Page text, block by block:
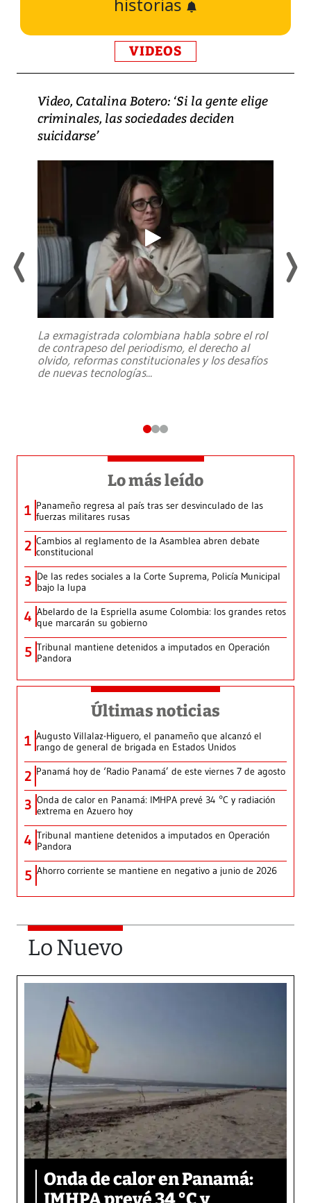
historias
VIDEOS
Video, Catalina Botero: ‘Si la gente elige
criminales, las sociedades deciden
suicidarse’
La exmagistrada colombiana habla sobre el rol
de contrapeso del periodismo, el derecho al
olvido, reformas constitucionales y los desafíos
de nuevas tecnologías...
Lo más leído
1 Panameño regresa al país tras ser desvinculado de las
fuerzas militares rusas
2 Cambios al reglamento de la Asamblea abren debate
constitucional
3 De las redes sociales a la Corte Suprema, Policía Municipal
bajo la lupa
4 Abelardo de la Espriella asume Colombia: los grandes retos
que marcarán su gobierno
5 Tribunal mantiene detenidos a imputados en Operación
Pandora
Últimas noticias
1 Augusto Villalaz-Higuero, el panameño que alcanzó el
rango de general de brigada en Estados Unidos
2 Panamá hoy de ‘Radio Panamá’ de este viernes 7 de agosto
3 Onda de calor en Panamá: IMHPA prevé 34 °C y radiación
extrema en Azuero hoy
4 Tribunal mantiene detenidos a imputados en Operación
Pandora
5 Ahorro corriente se mantiene en negativo a junio de 2026
Lo Nuevo
Onda de calor en Panamá: